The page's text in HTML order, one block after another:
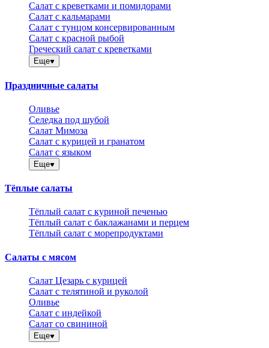
Салат с креветками и помидорами
Салат с кальмарами
Салат с тунцом консервированным
Салат с красной рыбой
Греческий салат с креветками
Еще
Праздничные салаты
Оливье
Селедка под шубой
Салат Мимоза
Салат с курицей и гранатом
Салат с языком
Еще
Тёплые салаты
Тёплый салат с куриной печенью
Тёплый салат с баклажанами и перцем
Тёплый салат с морепродуктами
Салаты с мясом
Салат Цезарь с курицей
Салат с телятиной и руколой
Оливье
Салат с индейкой
Салат со свининой
Еще